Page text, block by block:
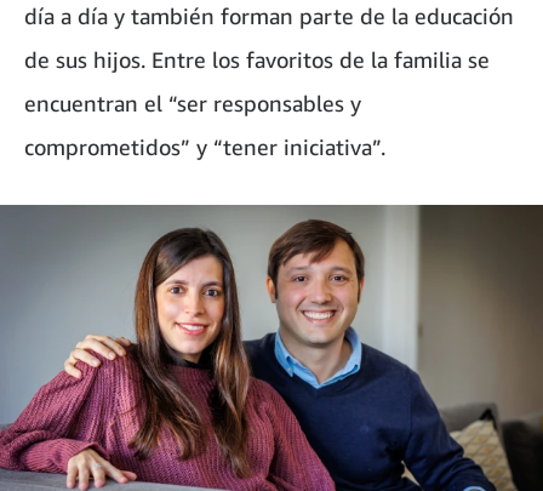
día a día y también forman parte de la educación
de sus hijos. Entre los favoritos de la familia se
encuentran el “ser responsables y
comprometidos” y “tener iniciativa”.